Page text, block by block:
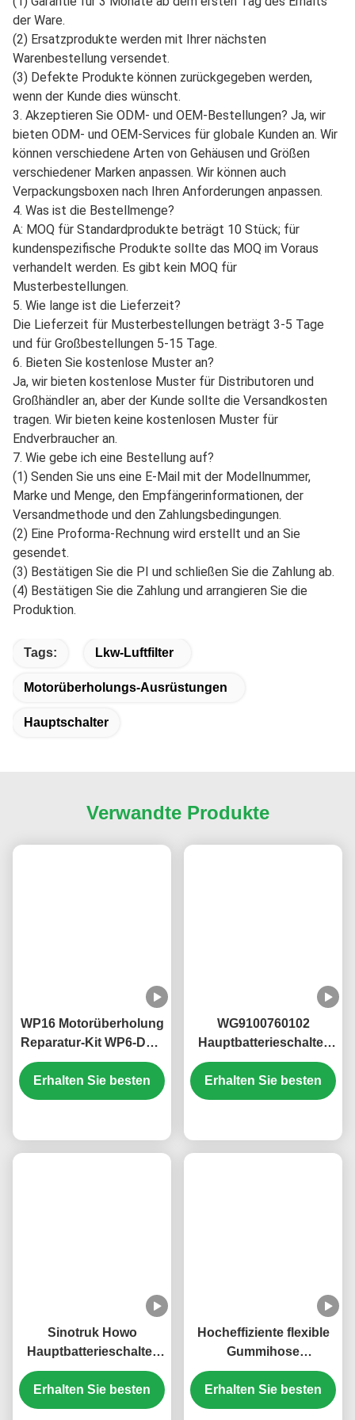
der Ware.
(2) Ersatzprodukte werden mit Ihrer nächsten
Warenbestellung versendet.
(3) Defekte Produkte können zurückgegeben werden,
wenn der Kunde dies wünscht.
3. Akzeptieren Sie ODM- und OEM-Bestellungen? Ja, wir
bieten ODM- und OEM-Services für globale Kunden an. Wir
können verschiedene Arten von Gehäusen und Größen
verschiedener Marken anpassen. Wir können auch
Verpackungsboxen nach Ihren Anforderungen anpassen.
4. Was ist die Bestellmenge?
A: MOQ für Standardprodukte beträgt 10 Stück; für
kundenspezifische Produkte sollte das MOQ im Voraus
verhandelt werden. Es gibt kein MOQ für
Musterbestellungen.
5. Wie lange ist die Lieferzeit?
Die Lieferzeit für Musterbestellungen beträgt 3-5 Tage
und für Großbestellungen 5-15 Tage.
6. Bieten Sie kostenlose Muster an?
Ja, wir bieten kostenlose Muster für Distributoren und
Großhändler an, aber der Kunde sollte die Versandkosten
tragen. Wir bieten keine kostenlosen Muster für
Endverbraucher an.
7. Wie gebe ich eine Bestellung auf?
(1) Senden Sie uns eine E-Mail mit der Modellnummer,
Marke und Menge, den Empfängerinformationen, der
Versandmethode und den Zahlungsbedingungen.
(2) Eine Proforma-Rechnung wird erstellt und an Sie
gesendet.
(3) Bestätigen Sie die PI und schließen Sie die Zahlung ab.
(4) Bestätigen Sie die Zahlung und arrangieren Sie die
Produktion.
Tags: Lkw-Luftfilter
Motorüberholungs-Ausrüstungen
Hauptschalter
Verwandte Produkte
WP16 Motorüberholung
Reparatur-Kit WP6-DXB
KM8200144
Wärmewiderstand
Motorüberholung-Kits
Erhalten Sie besten
WG9100760102
Hauptbatterieschalter
KM3600023 Sinotruk
Howo T5G T7G
Hauptbatterietrennung
Erhalten Sie besten
Sinotruk Howo
Hauptbatterieschalter
Sicherheitsoperation
WG9100760100
KM3600008
Erhalten Sie besten
Hocheffiziente flexible
Gummihose
DZ95319535812
Shacman Ersatzteile
Erhalten Sie besten